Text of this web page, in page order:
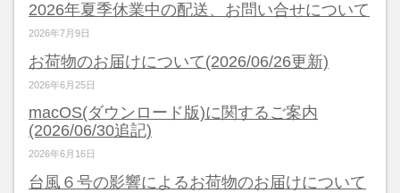
2026年夏季休業中の配送、お問い合せについて
2026年7月9日
お荷物のお届けについて(2026/06/26更新)
2026年6月25日
macOS(ダウンロード版)に関するご案内
(2026/06/30追記)
2026年6月16日
台風６号の影響によるお荷物のお届けについて